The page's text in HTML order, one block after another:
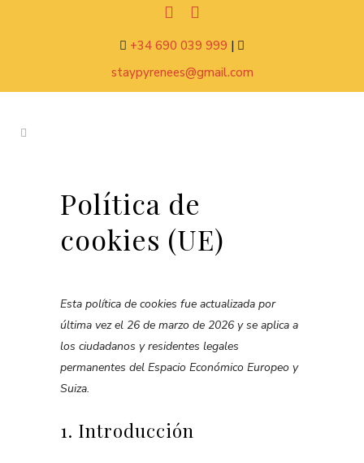
+34 690 039 999 |
staypyrenees@gmail.com
Política de
cookies (UE)
Esta política de cookies fue actualizada por
última vez el 26 de marzo de 2026 y se aplica a
los ciudadanos y residentes legales
permanentes del Espacio Económico Europeo y
Suiza.
1. Introducción